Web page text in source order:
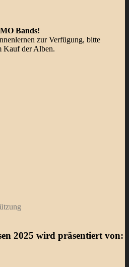
Bands!
zur Verfügung, bitte
Kauf der Alben.
2025 wird präsentiert von: